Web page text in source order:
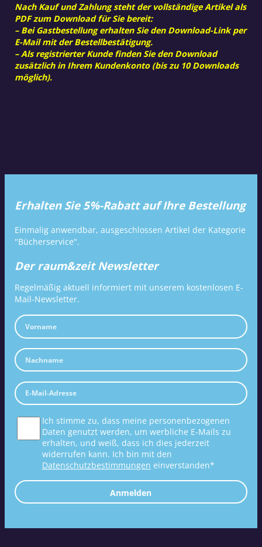
Nach Kauf und Zahlung steht der vollständige Artikel als
PDF zum Download für Sie bereit:
– Bei Gastbestellung erhalten Sie den Download-Link per
E-Mail mit der Bestellbestätigung.
– Als registrierter Kunde finden Sie den Download
zusätzlich in Ihrem Kundenkonto (bis zu 10 Downloads
möglich).
Erhalten Sie 5%-Rabatt auf Ihre Bestellung
Einmalig anwendbar, ausgeschlossen Artikel der Kategorie
"Bücherservice".
Der raum&zeit Newsletter
Regelmäßig aktuell informiert mit unserem kostenlosen E-
Mail-Newsletter.
Ich stimme zu, dass meine personenbezogenen
Daten genutzt werden, um werbliche E-Mails zu
erhalten, und weiß, dass ich dies jederzeit
widerrufen kann. Ich bin mit den
Datenschutzbestimmungen einverstanden*
Anmelden